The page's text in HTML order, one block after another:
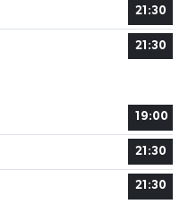
21:30
21:30
19:00
21:30
21:30